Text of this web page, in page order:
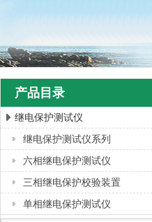
上海徐吉电气有限公司
产品目录
继电保护测试仪
继电保护测试仪系列
六相继电保护测试仪
三相继电保护校验装置
单相继电保护测试仪